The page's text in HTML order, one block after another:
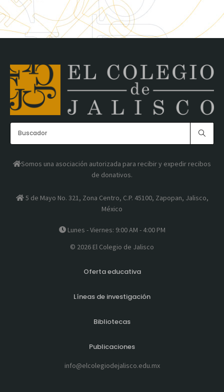
Somos una asociación autorizada para recibir y expedir recibos
de donativos.
5 de Mayo No. 321, Zona Centro, C.P. 45100, Zapopan, Jalisco,
México
Lunes - Viernes: 9:00 AM - 4:00 PM
© 2026 El Colegio de Jalisco
Oferta educativa
Líneas de investigación
Bibliotecas
Publicaciones
info@elcolegiodejalisco.edu.mx